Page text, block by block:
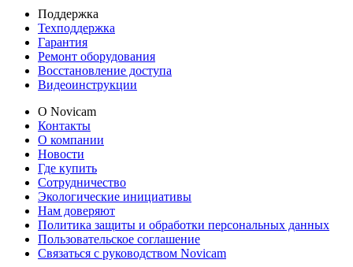
Поддержка
Техподдержка
Гарантия
Ремонт оборудования
Восстановление доступа
Видеоинструкции
О Novicam
Контакты
О компании
Новости
Где купить
Сотрудничество
Экологические инициативы
Нам доверяют
Политика защиты и обработки персональных данных
Пользовательское соглашение
Связаться с руководством Novicam